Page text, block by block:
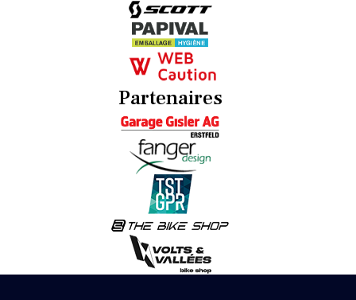
Partenaires